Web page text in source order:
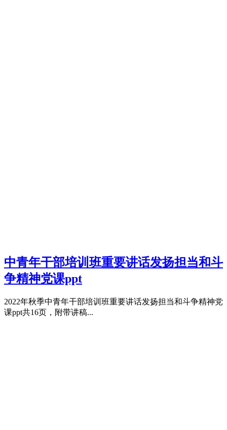
中青年干部培训班重要讲话发扬担当和斗
争精神党课ppt
2022年秋季中青年干部培训班重要讲话发扬担当和斗争精神党
课ppt共16页，附带讲稿...